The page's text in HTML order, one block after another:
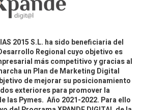
2015 S.L. ha sido beneficiaria del
Regional cuyo objetivo es
más competitivo y gracias al
un Plan de Marketing Digital
de mejorar su posicionamiento
exteriores para promover la
las Pymes. Año 2021-2022. Para ello